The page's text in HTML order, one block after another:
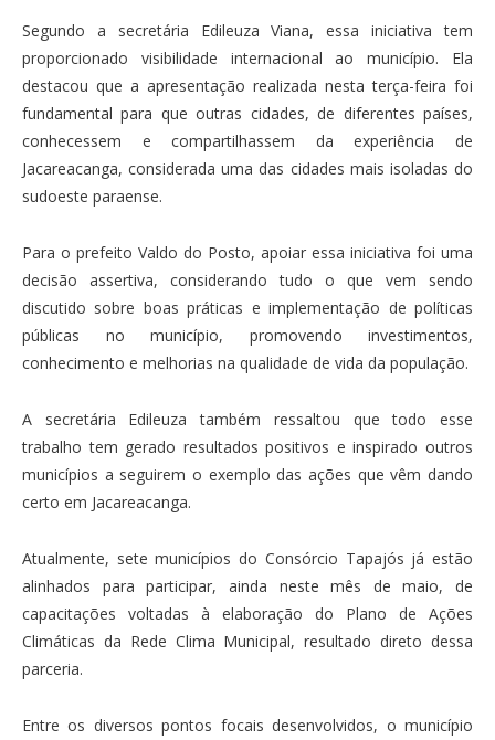
Segundo a secretária Edileuza Viana, essa iniciativa tem
proporcionado visibilidade internacional ao município. Ela
destacou que a apresentação realizada nesta terça-feira foi
fundamental para que outras cidades, de diferentes países,
conhecessem e compartilhassem da experiência de
Jacareacanga, considerada uma das cidades mais isoladas do
sudoeste paraense.
Para o prefeito Valdo do Posto, apoiar essa iniciativa foi uma
decisão assertiva, considerando tudo o que vem sendo
discutido sobre boas práticas e implementação de políticas
públicas no município, promovendo investimentos,
conhecimento e melhorias na qualidade de vida da população.
A secretária Edileuza também ressaltou que todo esse
trabalho tem gerado resultados positivos e inspirado outros
municípios a seguirem o exemplo das ações que vêm dando
certo em Jacareacanga.
Atualmente, sete municípios do Consórcio Tapajós já estão
alinhados para participar, ainda neste mês de maio, de
capacitações voltadas à elaboração do Plano de Ações
Climáticas da Rede Clima Municipal, resultado direto dessa
parceria.
Entre os diversos pontos focais desenvolvidos, o município